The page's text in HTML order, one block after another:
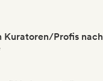
Kuratoren/Profis nach